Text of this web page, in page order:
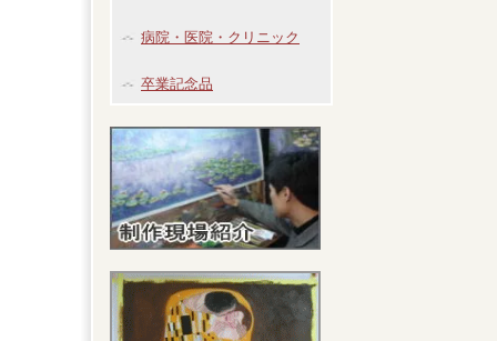
病院・医院・クリニック
卒業記念品